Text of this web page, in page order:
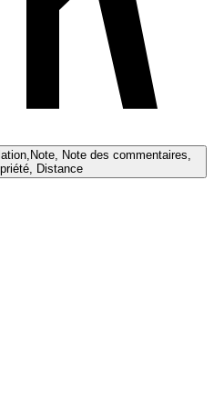
Note des commentaires,
Distance